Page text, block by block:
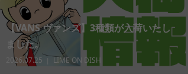
【VANS ヴァンズ】3種類が入荷いたし
ました。
2026.07.25 LIME ON DISH